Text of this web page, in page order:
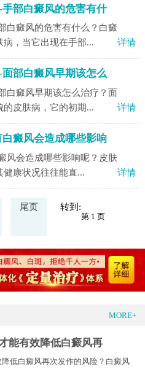
部白癜风的危害有什
白癜风的危害有什么？白癜
病，当它出现在手部...
详情
部白癜风早期该怎么
白癜风早期该怎么治疗？面
皮肤病，它的初期...
详情
癜风会造成哪些影响
风会造成哪些影响呢？皮肤
康状况往往能直...
详情
尾页 转到:
MORE+
能有效降低白癜风再
低白癜风再次发作的风险？白癜风